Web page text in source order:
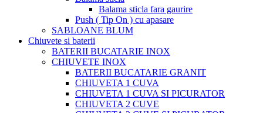
Balama sticla fara gaurire
Push ( Tip On ) cu apasare
SABLOANE BLUM
Chiuvete si baterii
BATERII BUCATARIE INOX
CHIUVETE INOX
BATERII BUCATARIE GRANIT
CHIUVETA 1 CUVA
CHIUVETA 1 CUVA SI PICURATOR
CHIUVETA 2 CUVE